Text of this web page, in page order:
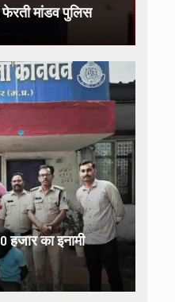
फेरती मांडव पुलिस
हजार का इनामी